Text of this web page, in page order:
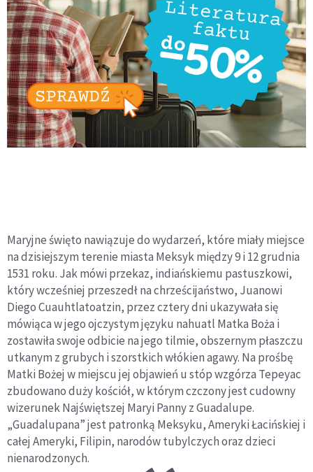
Maryjne święto nawiązuje do wydarzeń, które miały miejsce
na dzisiejszym terenie miasta Meksyk między 9 i 12 grudnia
1531 roku. Jak mówi przekaz, indiańskiemu pastuszkowi,
który wcześniej przeszedł na chrześcijaństwo, Juanowi
Diego Cuauhtlatoatzin, przez cztery dni ukazywała się
mówiąca w jego ojczystym języku nahuatl Matka Boża i
zostawiła swoje odbicie na jego tilmie, obszernym płaszczu
utkanym z grubych i szorstkich włókien agawy. Na prośbę
Matki Bożej w miejscu jej objawień u stóp wzgórza Tepeyac
zbudowano duży kościół, w którym czczony jest cudowny
wizerunek Najświętszej Maryi Panny z Guadalupe.
„Guadalupana” jest patronką Meksyku, Ameryki Łacińskiej i
całej Ameryki, Filipin, narodów tubylczych oraz dzieci
nienarodzonych.